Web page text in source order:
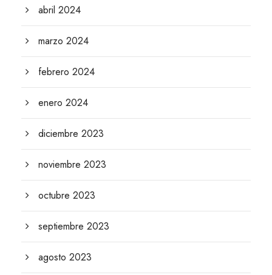
abril 2024
marzo 2024
febrero 2024
enero 2024
diciembre 2023
noviembre 2023
octubre 2023
septiembre 2023
agosto 2023